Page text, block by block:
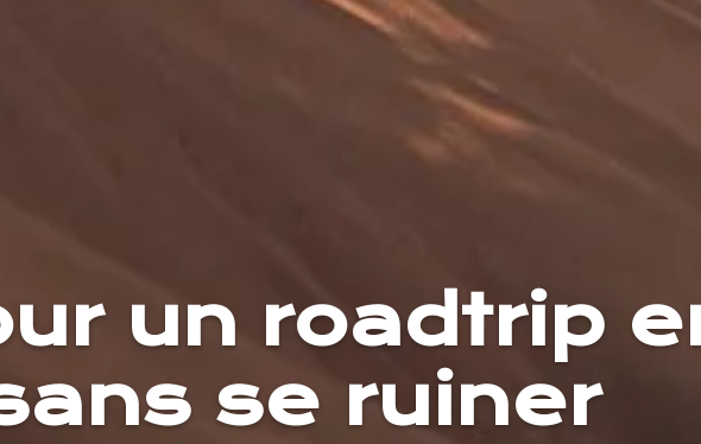
un roadtrip
se ruiner